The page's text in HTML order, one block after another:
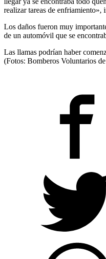
realizar tareas de enfriamiento»,
Los daños fueron muy
de un automóvil que se
Las llamas podrían haber
(Fotos: Bomberos Voluntarios